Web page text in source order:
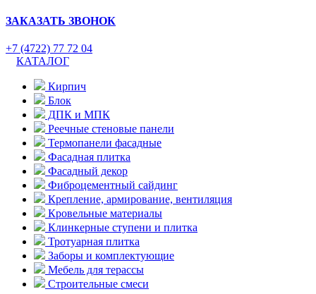
ЗАКАЗАТЬ ЗВОНОК
+7 (4722) 77 72 04
КАТАЛОГ
Кирпич
Блок
ДПК и МПК
Реечные стеновые панели
Термопанели фасадные
Фасадная плитка
Фасадный декор
Фиброцементный сайдинг
Крепление, армирование, вентиляция
Кровельные материалы
Клинкерные ступени и плитка
Тротуарная плитка
Заборы и комплектующие
Мебель для терассы
Строительные смеси